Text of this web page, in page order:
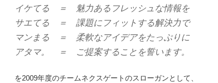
イケてる ＝ 魅力あるフレッシュな情報を
サエてる ＝ 課題にフィットする解決力で
マンまる ＝ 柔軟なアイデアをたっぷりに
アタマ。 ＝ ご提案することを誓います。
を2009年度のチームネクスゲートのスローガンとして、